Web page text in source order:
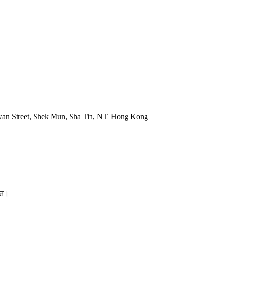
Street, Shek Mun, Sha Tin, NT, Hong Kong